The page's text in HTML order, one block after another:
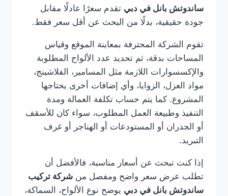
ساندوتش بانل في دبي تقدم سعرًا عادلًا مقابل
جودة حقيقية، بدلًا من البحث عن أقل سعر فقط.
تقوم الشركة المحترفة بمعاينة الموقع وقياس
المساحات بدقة، ثم تحديد عدد الألواح المطلوبة
والإكسسوارات اللازمة مثل المسامير، الفلاشينج،
مواد العزل، الزوايا، وأي إضافات أخرى يحتاجها
المشروع. كما يتم حساب تكلفة العمالة ومدة
التنفيذ وطبيعة العمل المطلوب، سواء كان للأسقف
أو الجدران أو المستودعات أو الهناجر أو غرف
التبريد.
إذا كنت تبحث عن أسعار مناسبة، فالأفضل أن
تطلب عرض سعر واضح ومفصل من شركة تركيب
ساندوتش بانل في دبي يوضح نوع الألواح، السماكة،